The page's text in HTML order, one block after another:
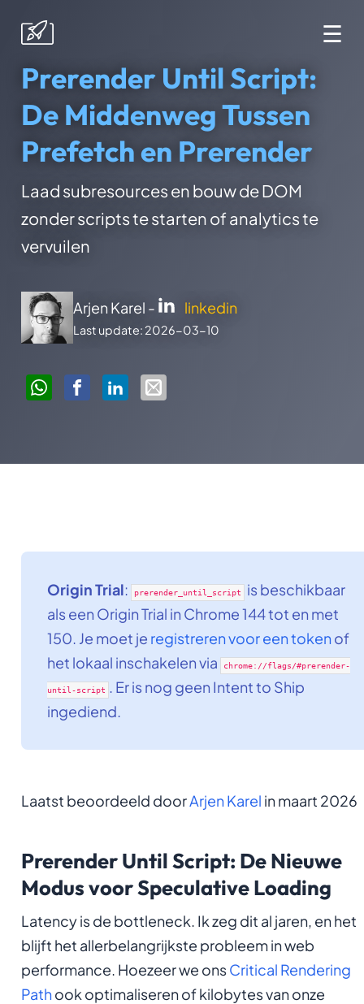
☰
Prerender Until Script:
De Middenweg Tussen
Prefetch en Prerender
Laad subresources en bouw de DOM
zonder scripts te starten of analytics te
vervuilen
Arjen Karel - linkedin
Last update: 2026-03-10
Origin Trial: prerender_until_script is beschikbaar
als een Origin Trial in Chrome 144 tot en met
150. Je moet je registreren voor een tokenof
het lokaal inschakelen via
chrome://flags/#prerender-
until-script . Er is nog geen Intent to Ship
ingediend.
Laatst beoordeeld doorArjen Karel in maart 2026
Prerender Until Script: De Nieuwe
Modus voor Speculative Loading
Latency is de bottleneck. Ik zeg dit al jaren, en het
blijft het allerbelangrijkste probleem in web
performance. Hoezeer we onsCritical Rendering
Pathook optimaliseren of kilobytes van onze